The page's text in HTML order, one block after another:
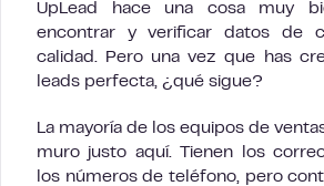
UpLead hace una cosa muy
encontrar y verificar datos de
calidad. Pero una vez que has
leads perfecta, ¿qué sigue?
La mayoría de los equipos de
muro justo aquí. Tienen los
los números de teléfono, pero